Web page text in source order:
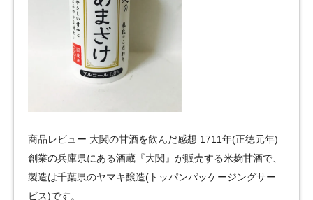
商品レビュー 大関の甘酒を飲んだ感想 1711年(正徳元年)
創業の兵庫県にある酒蔵『大関』が販売する米麹甘酒で、
製造は千葉県のヤマキ醸造(トッパンパッケージングサー
ビス)です。